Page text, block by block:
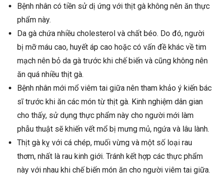
Bệnh nhân có tiền sử dị ứng với thịt gà không nên ăn thực
phẩm này.
Da gà chứa nhiều cholesterol và chất béo. Do đó, người
bị mỡ máu cao, huyết áp cao hoặc có vấn đề khác về tim
mạch nên bỏ da gà trước khi chế biến và cũng không nên
ăn quá nhiều thịt gà.
Bệnh nhân mới mổ viêm tai giữa nên tham khảo ý kiến bác
sĩ trước khi ăn các món từ thịt gà. Kinh nghiệm dân gian
cho thấy, sử dụng thực phẩm này cho người mới làm
phẫu thuật sẽ khiến vết mổ bị mưng mủ, ngứa và lâu lành.
Thịt gà kỵ với cá chép, muối vừng và một số loại rau
thơm, nhất là rau kinh giới. Tránh kết hợp các thực phẩm
này với nhau khi chế biến món ăn cho người viêm tai giữa.